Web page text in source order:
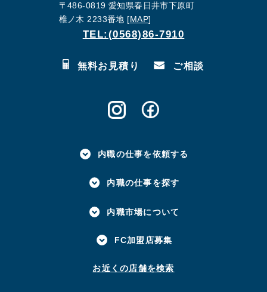
〒486-0819 愛知県春日井市下原町
椎ノ木 2233番地 [MAP]
TEL:(0568)86-7910
無料お見積り ご相談
内職の仕事を依頼する
内職の仕事を探す
内職市場について
FC加盟店募集
お近くの店舗を検索